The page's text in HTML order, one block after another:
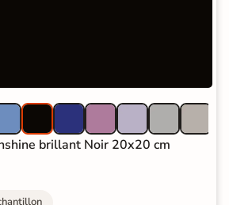
brillant Noir 20x20 cm